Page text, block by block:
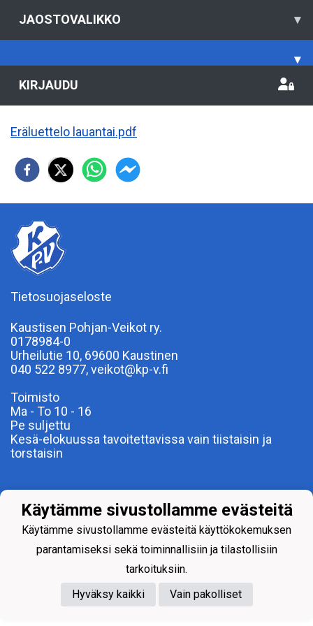
JAOSTOVALIKKO ▾
▾
KIRJAUDU
Eräluettelo lauantai.pdf
Tietosuojaseloste
Kaustisen Pohjan-Veikot ry.
0178984-0
Urheilutie 10, 69600 Kaustinen
040 522 8977, veikot@kp-v.fi
Toimisto
Ma - To 10 - 16
Pe suljettu
Kesä-elokuussa tavoitettavissa vain tiistaisin ja
torstaisin
Powered by
Käytämme sivustollamme evästeitä
Käytämme sivustollamme evästeitä käyttökokemuksen
parantamiseksi sekä toiminnallisiin ja tilastollisiin
tarkoituksiin.
Hyväksy kaikki
Vain pakolliset